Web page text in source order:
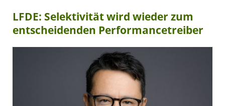
LFDE: Selektivität wird wieder zum
entscheidenden Performancetreiber